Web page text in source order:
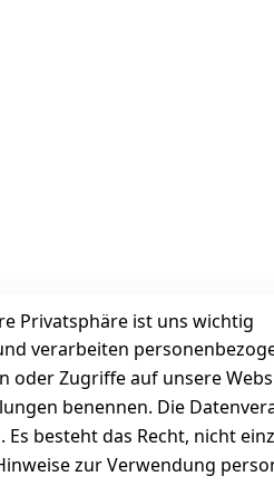
Privatsphäre ist uns wichtig
verarbeiten
Zugriffe auf unsere
benennen. Die
besteht das Recht, nicht
zur Verwendung
Vorkasse
PayPal